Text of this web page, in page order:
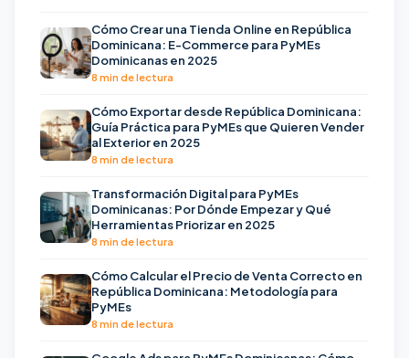
Cómo Crear una Tienda Online en República
Dominicana: E-Commerce para PyMEs
Dominicanas en 2025
8 min de lectura
Cómo Exportar desde República Dominicana:
Guía Práctica para PyMEs que Quieren Vender
al Exterior en 2025
8 min de lectura
Transformación Digital para PyMEs
Dominicanas: Por Dónde Empezar y Qué
Herramientas Priorizar en 2025
8 min de lectura
Cómo Calcular el Precio de Venta Correcto en
República Dominicana: Metodología para
PyMEs
8 min de lectura